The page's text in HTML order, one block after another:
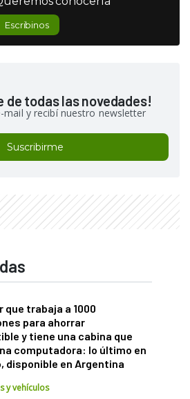
Escribinos
de todas las novedades!
mail y recibí nuestro newsletter
Suscribirme
que trabaja a 1000
para ahorrar
y tiene una cabina que
computadora: lo último en
disponible en Argentina
y vehículos